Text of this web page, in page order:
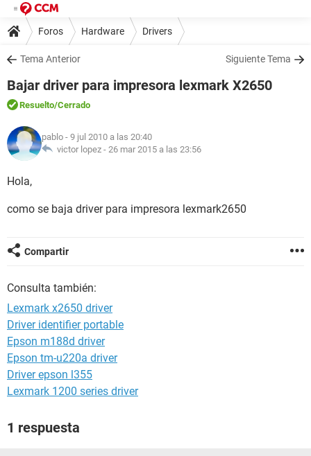
Foros Hardware Drivers
Tema Anterior Siguiente Tema
Bajar driver para impresora lexmark X2650
Resuelto/Cerrado
pablo - 9 jul 2010 a las 20:40
victor lopez - 26 mar 2015 a las 23:56
Hola,
como se baja driver para impresora lexmark2650
Compartir
Consulta también:
Lexmark x2650 driver
Driver identifier portable
Epson m188d driver
Epson tm-u220a driver
Driver epson l355
Lexmark 1200 series driver
1 respuesta